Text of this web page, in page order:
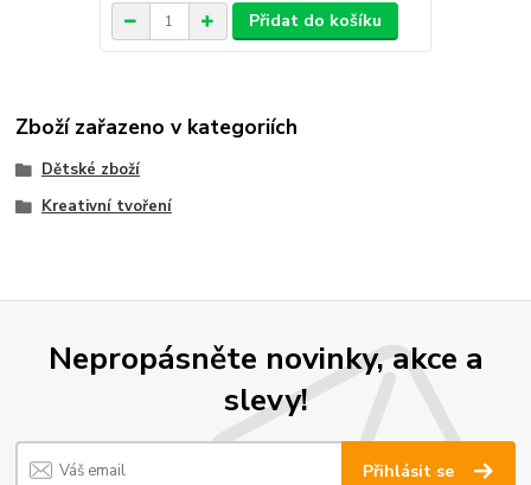
Přidat do košíku
Zboží zařazeno v kategoriích
Dětské zboží
Kreativní tvoření
Nepropásněte novinky, akce a
slevy!
Přihlásit se